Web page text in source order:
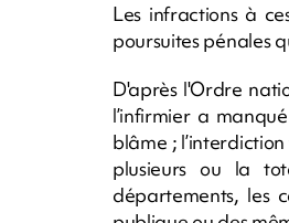
Les infractions à
poursuites pénales
D'après l'Ordre
l’infirmier a
blâme ;
plusieurs ou la
départements, les